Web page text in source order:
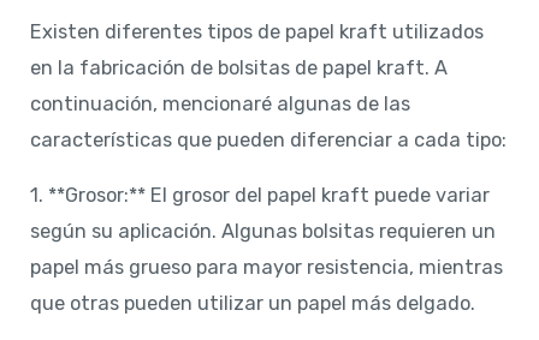
Existen diferentes tipos de papel kraft utilizados
en la fabricación de bolsitas de papel kraft. A
continuación, mencionaré algunas de las
características que pueden diferenciar a cada tipo:
1. **Grosor:** El grosor del papel kraft puede variar
según su aplicación. Algunas bolsitas requieren un
papel más grueso para mayor resistencia, mientras
que otras pueden utilizar un papel más delgado.